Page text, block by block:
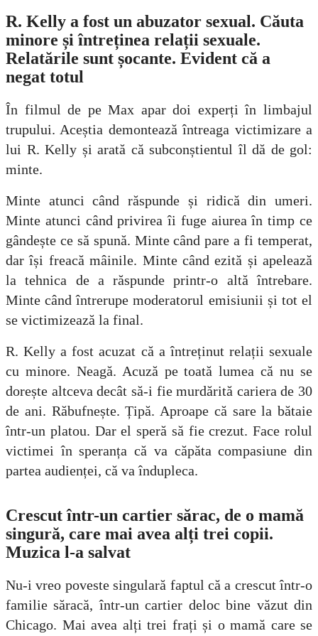
R. Kelly a fost un abuzator sexual. Căuta
minore și întreținea relații sexuale.
Relatările sunt șocante. Evident că a
negat totul
În filmul de pe Max apar doi experți în limbajul
trupului. Aceștia demontează întreaga victimizare a
lui R. Kelly și arată că subconștientul îl dă de gol:
minte.
Minte atunci când răspunde și ridică din umeri.
Minte atunci când privirea îi fuge aiurea în timp ce
gândește ce să spună. Minte când pare a fi temperat,
dar își freacă mâinile. Minte când ezită și apelează
la tehnica de a răspunde printr-o altă întrebare.
Minte când întrerupe moderatorul emisiunii și tot el
se victimizează la final.
R. Kelly a fost acuzat că a întreținut relații sexuale
cu minore. Neagă. Acuză pe toată lumea că nu se
dorește altceva decât să-i fie murdărită cariera de 30
de ani. Răbufnește. Țipă. Aproape că sare la bătaie
într-un platou. Dar el speră să fie crezut. Face rolul
victimei în speranța că va căpăta compasiune din
partea audienței, că va îndupleca.
Crescut într-un cartier sărac, de o mamă
singură, care mai avea alți trei copii.
Muzica l-a salvat
Nu-i vreo poveste singulară faptul că a crescut într-o
familie săracă, într-un cartier deloc bine văzut din
Chicago. Mai avea alți trei frați și o mamă care se